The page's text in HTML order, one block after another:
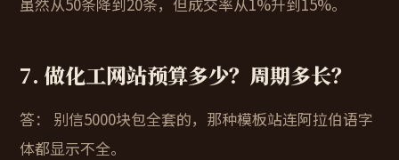
7. 做化工网站预算多少？周期多长？
答：
别信5000块包全套的，那种模板站连阿拉伯语字
体都显示不全。